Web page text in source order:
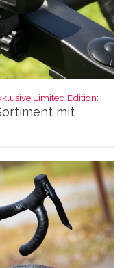
Limited Edition:
mit